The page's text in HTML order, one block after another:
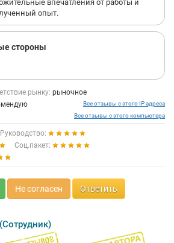
впечатления от работы и
опыт.
стороны
рынку: рыночное
Все отзывы с этого IP адреса
Все отзывы с этого компьютера
Руководство:
Соц.пакет:
Не согласен Ответить